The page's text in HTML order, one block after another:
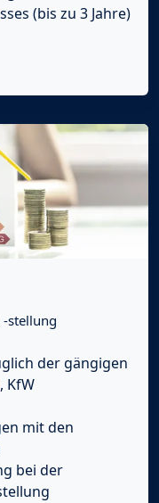
(bis zu 3 Jahre)
stellung
der gängigen
KfW
mit den
bei der